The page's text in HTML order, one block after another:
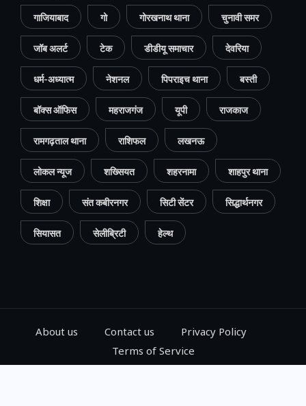
गाजियाबाद गो गोरखनाथ थाना चुनावी समर
जॉब अलर्ट टेक डीडीयू समाचार देवरिया
धर्म-अध्यात्म नेशनल पिपराइच थाना बस्ती
बॉक्स ऑफिस महराजगंज यूपी राजकाज
रामगढ़ताल थाना राशिफल लखनऊ
लोकल न्यूज शख्सियत शहरनामा शाहपुर थाना
शिक्षा संत कबीरनगर सिटी सेंटर सिद्धार्थनगर
सियासत सेलीब्रिटी हेल्थ
About us Contact us
Privacy Policy
Terms of Service